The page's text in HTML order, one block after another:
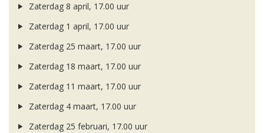
Zaterdag 8 april, 17.00 uur
Zaterdag 1 april, 17.00 uur
Zaterdag 25 maart, 17.00 uur
Zaterdag 18 maart, 17.00 uur
Zaterdag 11 maart, 17.00 uur
Zaterdag 4 maart, 17.00 uur
Zaterdag 25 februari, 17.00 uur